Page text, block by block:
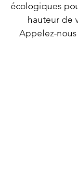
écologiques
hauteur de
Appelez-